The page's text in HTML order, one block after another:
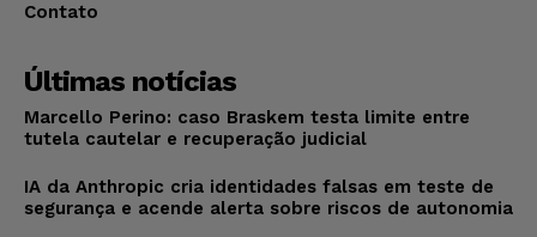
Contato
Últimas notícias
Marcello Perino: caso Braskem testa limite entre
tutela cautelar e recuperação judicial
IA da Anthropic cria identidades falsas em teste de
segurança e acende alerta sobre riscos de autonomia